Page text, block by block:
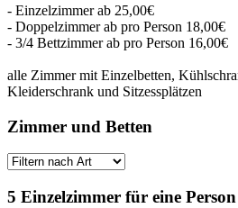
- Einzelzimmer ab 25,00€
- Doppelzimmer ab pro Person 18,00€
- 3/4 Bettzimmer ab pro Person 16,00€
alle Zimmer mit Einzelbetten,
Kleiderschrank und Sitzessplätzen
Zimmer und Betten
5 Einzelzimmer für eine Person